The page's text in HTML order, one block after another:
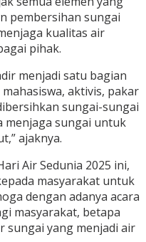
pembersihan sungai
kualitas air
pihak.
menjadi satu bagian
aktivis, pakar
sungai-sungai
menjaga sungai untuk
ajaknya.
Air Sedunia 2025 ini,
masyarakat untuk
dengan adanya acara
masyarakat, betapa
sungai yang menjadi air